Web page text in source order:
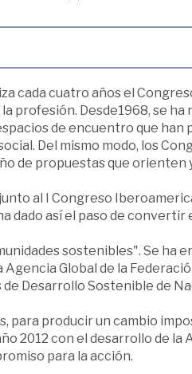
cada cuatro años el
profesión. Desde1968, se ha
de encuentro que han
Del mismo modo, los
de propuestas que orienten
al I Congreso
dado así el paso de
sostenibles". Se ha
Global de la
Desarrollo Sostenible de
para producir un cambio
2012 con el desarrollo de la
para la acción.